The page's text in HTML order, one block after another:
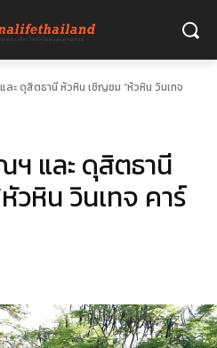
ะ ดุสิตธานี หัวหิน เชิญชม “หัวหิน วินเทจ
ฯ และ ดุสิตธานี
วหิน วินเทจ คาร์